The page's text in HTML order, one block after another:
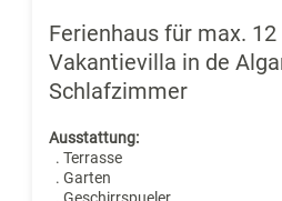
Ferienhaus für max. 12
Vakantievilla in de
Schlafzimmer
Ausstattung:
. Terrasse
. Garten